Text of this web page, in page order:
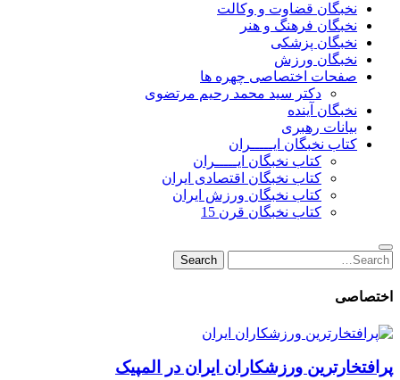
نخبگان قضاوت و وکالت
نخبگان فرهنگ و هنر
نخبگان پزشکی
نخبگان ورزش
صفحات اختصاصی چهره ها
دکتر سید محمد رحیم مرتضوی
نخبگان آینده
بیانات رهبری
کتاب نخبگان ایـــــران
کتاب نخبگان ایـــــران
کتاب نخبگان اقتصادی ایران
کتاب نخبگان ورزش ایران
کتاب نخبگان قرن 15
Search
for:
Search
اختصاصی
پرافتخارترین ورزشکاران ایران در المپیک